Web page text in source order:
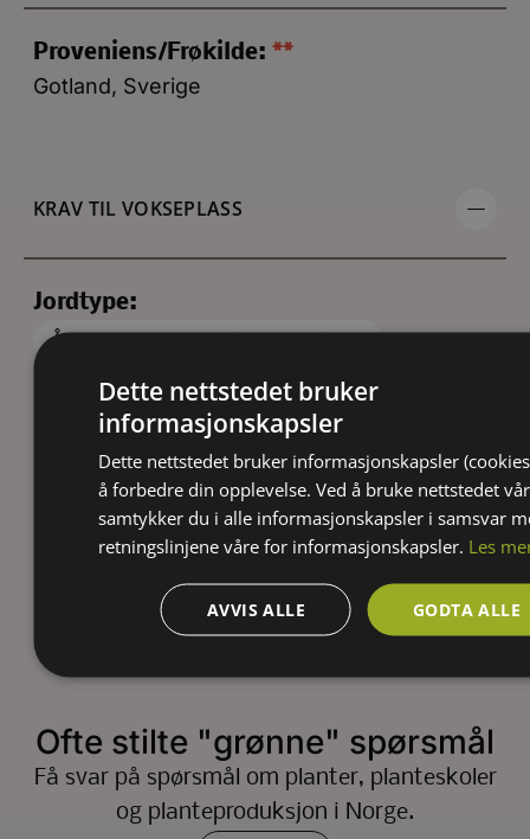
Proveniens/Frøkilde: **
Gotland, Sverige
KRAV TIL VOKSEPLASS
Jordtype:
Årlig gjødsling anbefalesanbefales.
Blandingsjord Næringsrik
pH6-8 (kalkholdig)
Veldrenert
Lysforhold:
Halvskygge
Sol
Ofte stilte "grønne" spørsmål
Få svar på spørsmål om planter, planteskoler
og planteproduksjon i Norge.
Dette nettstedet bruker
informasjonskapsler
Dette nettstedet bruker informasjonskapsler
å forbedre din opplevelse. Ved å bruke nettstedet
samtykker du i alle informasjonskapsler i samsvar
retningslinjene våre for informasjonskapsler. Les
GODTA ALLE
AVVIS ALLE